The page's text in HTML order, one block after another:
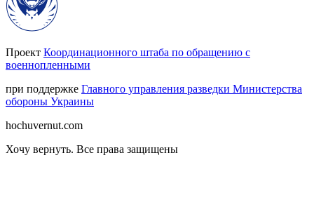
Проект Координационного штаба по обращению с
военнопленными
при поддержке Главного управления разведки Министерства
обороны Украины
hochuvernut.com
Хочу вернуть. Все права защищены